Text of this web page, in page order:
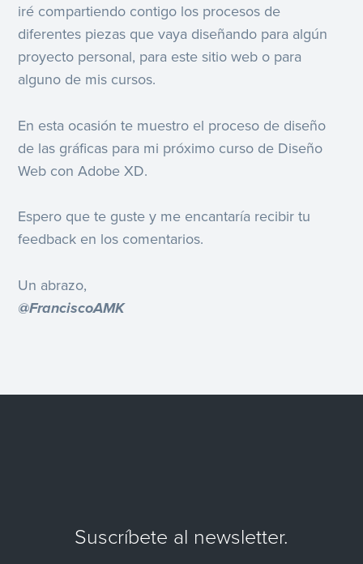
iré compartiendo contigo los procesos de
diferentes piezas que vaya diseñando para algún
proyecto personal, para este sitio web o para
alguno de mis cursos.
En esta ocasión te muestro el proceso de diseño
de las gráficas para mi próximo curso de Diseño
Web con Adobe XD.
Espero que te guste y me encantaría recibir tu
feedback en los comentarios.
Un abrazo,
@FranciscoAMK
Suscríbete al newsletter.